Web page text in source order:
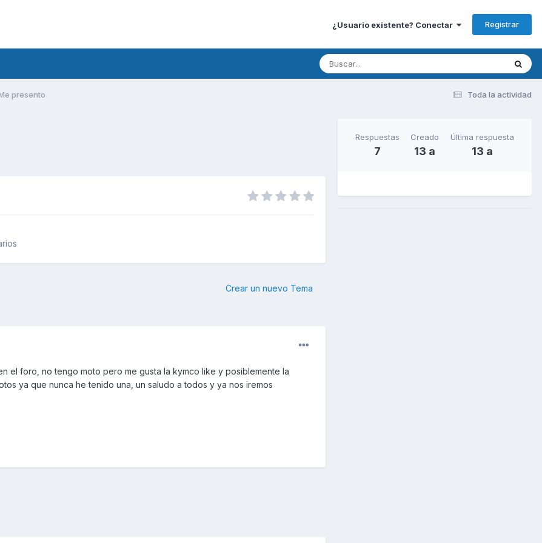
¿Usuario existente? Conectar Registrar
Toda la actividad
presento
Crear un nuevo Tema
el foro, no tengo moto pero me gusta la kymco like y posiblemente la
ya que nunca he tenido una, un saludo a todos y ya nos iremos
Respuestas
7
Creado
13 a
Última respuesta
13 a